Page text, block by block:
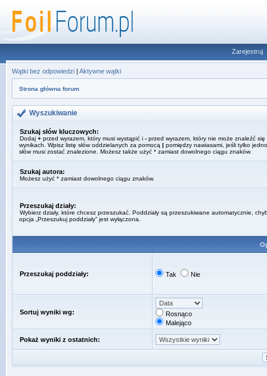
Zarejestruj
Wątki bez odpowiedzi | Aktywne wątki
Strona główna forum
Wyszukiwanie
Szukaj słów kluczowych:
Dodaj + przed wyrazem, który musi wystąpić i - przed wyrazem, który nie może znaleźć się
wynikach. Wpisz listę słów oddzielanych za pomocą | pomiędzy nawiasami, jeśli tylko
słów musi zostać znalezione. Możesz także użyć * zamiast dowolnego ciągu znaków.
Szukaj autora:
Możesz użyć * zamiast dowolnego ciągu znaków.
Przeszukaj działy:
Wybierz działy, które chcesz przeszukać. Poddziały są przeszukiwane automatycznie,
opcja „Przeszukuj poddziały” jest wyłączona.
Przeszukaj poddziały: Tak Nie
Sortuj wyniki wg:
Rosnąco
Malejąco
Pokaż wyniki z ostatnich: